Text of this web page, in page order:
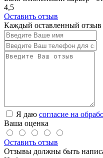
4,5
Оставить отзыв
Каждый оставленный отзыв
Я даю согласие на
Ваша оценка
Оставить отзыв
Отзывы должны быть